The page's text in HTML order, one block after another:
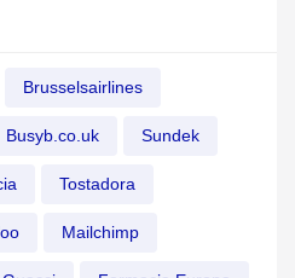
Brusselsairlines
Busyb.co.uk Sundek
Tostadora
Mailchimp